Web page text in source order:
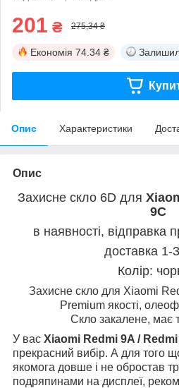
201 ₴ 275,34 ₴
Економія 74.34 ₴
Опис Характеристики
Опис
Захисне скло 6D для
9C
в наявності, відправка
доставка 1-
Колір:
Захисне скло для Xiaomi
Premium якості,
Скло закалене, має
У вас Xiaomi Redmi 9A / Redmi
прекрасний вибір. А для того
якомога довше і не обростав
подряпинами на дисплеї,